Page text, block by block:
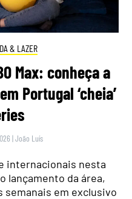
& LAZER
Max: conheça a
Portugal ‘cheia’
|João Luís
internacionais nesta
lançamento da área,
semanais em exclusivo